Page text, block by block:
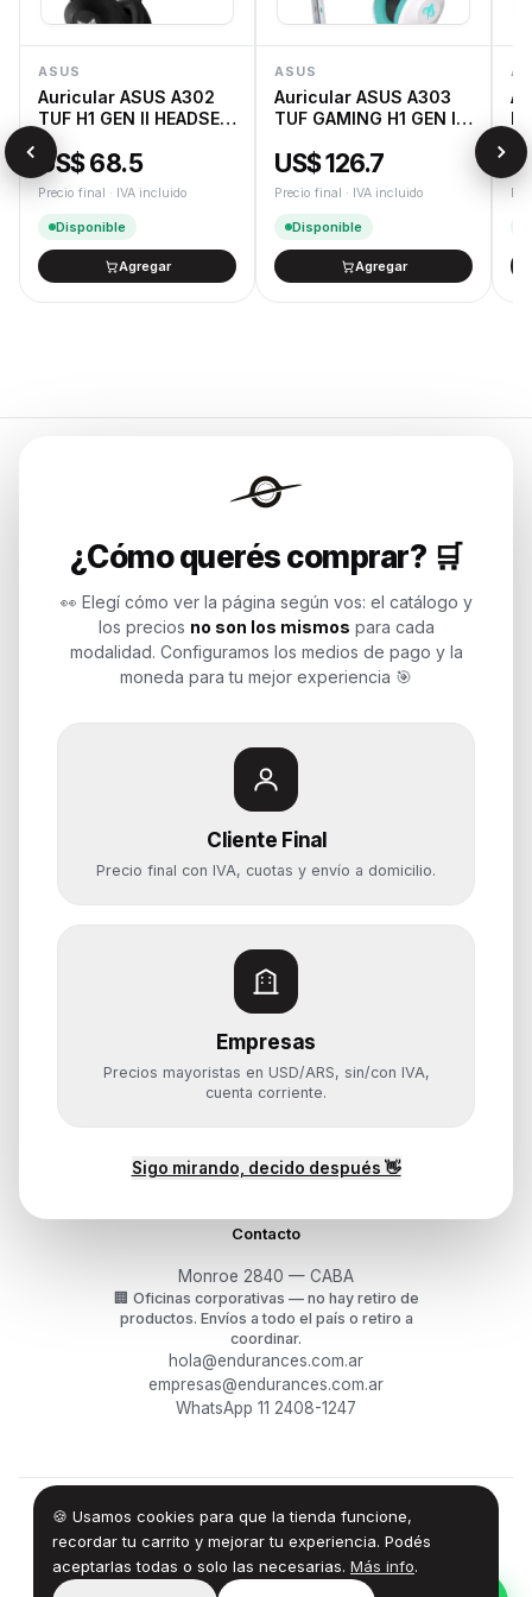
ASUS
Auricular ASUS A302
TUF H1 GEN II HEADSET
NA
US$ 68.5
Precio final · IVA incluido
Disponible
Agregar
ASUS
Auricular ASUS A303
TUF GAMING H1 GEN II
EDITION
US$ 126.7
Precio final · IVA incluido
Disponible
Agregar
¿Cómo querés comprar? 🛒
👀 Elegí cómo ver la página según vos: el catálogo y
los precios no son los mismos para cada
modalidad. Configuramos los medios de pago y la
moneda para tu mejor experiencia 🎯
Cliente Final
Precio final con IVA, cuotas y envío a domicilio.
Empresas
Precios mayoristas en USD/ARS, sin/con IVA,
cuenta corriente.
Sigo mirando, decido después 👋
🍪 Usamos cookies para que la tienda funcione,
recordar tu carrito y mejorar tu experiencia. Podés
aceptarlas todas o solo las necesarias. Más info.
Endurances
Soluciones de tecnología para
Potenciamos tu mundo.
Time to work
Categorías
Notebooks
Computadoras y PCs
Componentes
Almacenamiento
Monitores y Pantallas
Ayuda
Mis pedidos
¿Cómo querés comprar?
Contacto
Monroe 2840 — CABA
🏢 Oficinas corporativas — no hay retiro de
productos. Envíos a todo el país o retiro a
coordinar.
hola@endurances.com.ar
empresas@endurances.com.ar
WhatsApp 11 2408-1247
© 2026Endurances Technology SA · CUIT 30-71861942-0
Términos·Privacidad ·Devoluciones
100% Design by — Endurances IT